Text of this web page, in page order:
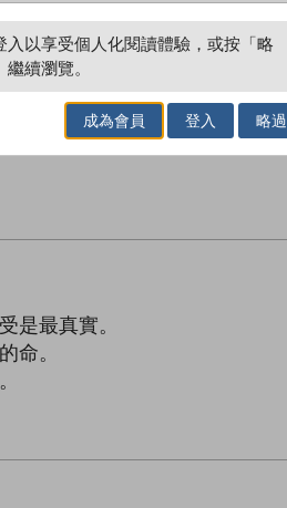
借閱實體書
是最真實。
命。
入以享受個人化閱讀體驗，或按「略
繼續瀏覽。
成為會員 登入 略過